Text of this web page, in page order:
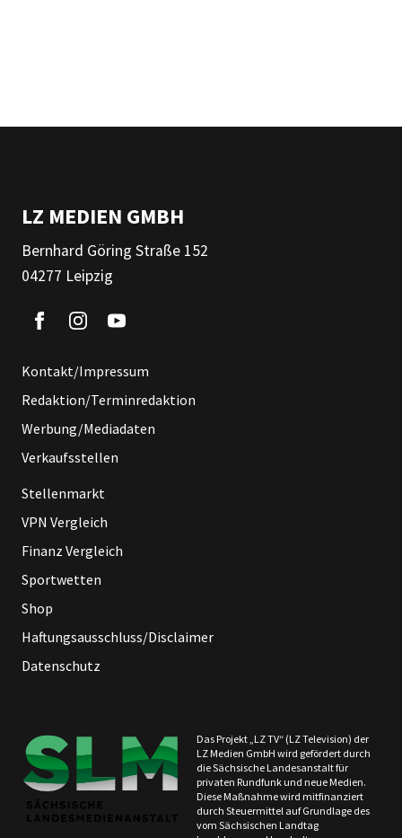
LZ MEDIEN GMBH
Bernhard Göring Straße 152
04277 Leipzig
Kontakt/Impressum
Redaktion/Terminredaktion
Werbung/Mediadaten
Verkaufsstellen
Stellenmarkt
VPN Vergleich
Finanz Vergleich
Sportwetten
Shop
Haftungsausschluss/Disclaimer
Datenschutz
Das Projekt „LZ TV“ (LZ Television) der
LZ Medien GmbH wird gefördert durch
die Sächsische Landesanstalt für
privaten Rundfunk und neue Medien.
Diese Maßnahme wird mitfinanziert
durch Steuermittel auf Grundlage des
vom Sächsischen Landtag